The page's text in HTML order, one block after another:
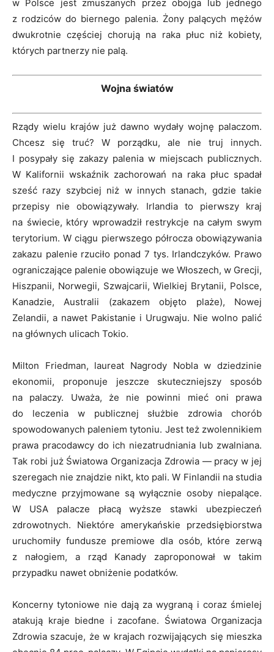
w Polsce jest zmuszanych przez obojga lub jednego
z rodziców do biernego palenia. Żony palących mężów
dwukrotnie częściej chorują na raka płuc niż kobiety,
których partnerzy nie palą.
Wojna światów
Rządy wielu krajów już dawno wydały wojnę palaczom.
Chcesz się truć? W porządku, ale nie truj innych.
I posypały się zakazy palenia w miejscach publicznych.
W Kalifornii wskaźnik zachorowań na raka płuc spadał
sześć razy szybciej niż w innych stanach, gdzie takie
przepisy nie obowiązywały. Irlandia to pierwszy kraj
na świecie, który wprowadził restrykcje na całym swym
terytorium. W ciągu pierwszego półrocza obowiązywania
zakazu palenie rzuciło ponad 7 tys. Irlandczyków. Prawo
ograniczające palenie obowiązuje we Włoszech, w Grecji,
Hiszpanii, Norwegii, Szwajcarii, Wielkiej Brytanii, Polsce,
Kanadzie, Australii (zakazem objęto plaże), Nowej
Zelandii, a nawet Pakistanie i Urugwaju. Nie wolno palić
na głównych ulicach Tokio.
Milton Friedman, laureat Nagrody Nobla w dziedzinie
ekonomii, proponuje jeszcze skuteczniejszy sposób
na palaczy. Uważa, że nie powinni mieć oni prawa
do leczenia w publicznej służbie zdrowia chorób
spowodowanych paleniem tytoniu. Jest też zwolennikiem
prawa pracodawcy do ich niezatrudniania lub zwalniana.
Tak robi już Światowa Organizacja Zdrowia — pracy w jej
szeregach nie znajdzie nikt, kto pali. W Finlandii na studia
medyczne przyjmowane są wyłącznie osoby niepalące.
W USA palacze płacą wyższe stawki ubezpieczeń
zdrowotnych. Niektóre amerykańskie przedsiębiorstwa
uruchomiły fundusze premiowe dla osób, które zerwą
z nałogiem, a rząd Kanady zaproponował w takim
przypadku nawet obniżenie podatków.
Koncerny tytoniowe nie dają za wygraną i coraz śmielej
atakują kraje biedne i zacofane. Światowa Organizacja
Zdrowia szacuje, że w krajach rozwijających się mieszka